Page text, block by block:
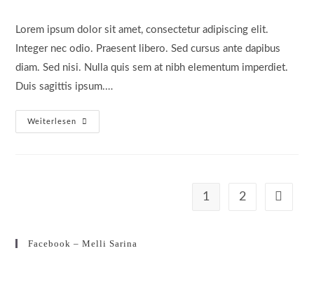
Lorem ipsum dolor sit amet, consectetur adipiscing elit.
Integer nec odio. Praesent libero. Sed cursus ante dapibus
diam. Sed nisi. Nulla quis sem at nibh elementum imperdiet.
Duis sagittis ipsum.…
Weiterlesen
Duis
Sagitis
1 2 Gehe
Facebook – Melli Sarina